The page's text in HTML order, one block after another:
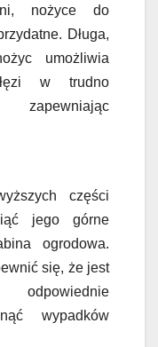
nożyce do
Długa,
umożliwia
w trudno
zapewniając
części
jego górne
ogrodowa.
się, że jest
wypadków